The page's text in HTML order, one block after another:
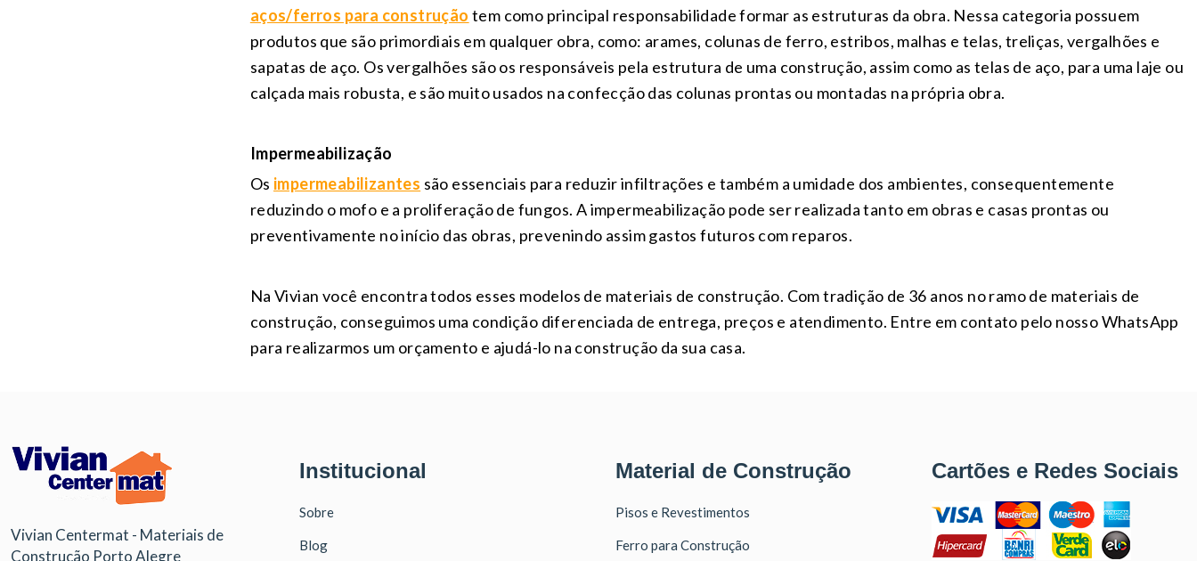
aços/ferros para construção tem como principal responsabilidade formar as estruturas da obra. Nessa categoria possuem
produtos que são primordiais em qualquer obra, como: arames, colunas de ferro, estribos, malhas e telas, treliças, vergalhões e
sapatas de aço. Os vergalhões são os responsáveis pela estrutura de uma construção, assim como as telas de aço, para uma laje ou
calçada mais robusta, e são muito usados na confecção das colunas prontas ou montadas na própria obra.
Impermeabilização
Os impermeabilizantes são essenciais para reduzir infiltrações e também a umidade dos ambientes, consequentemente
reduzindo o mofo e a proliferação de fungos. A impermeabilização pode ser realizada tanto em obras e casas prontas ou
preventivamente no início das obras, prevenindo assim gastos futuros com reparos.
Na Vivian você encontra todos esses modelos de materiais de construção. Com tradição de 36 anos no ramo de materiais de
construção, conseguimos uma condição diferenciada de entrega, preços e atendimento. Entre em contato pelo nosso WhatsApp
para realizarmos um orçamento e ajudá-lo na construção da sua casa.
Vivian Centermat - Materiais de
Construção Porto Alegre
Institucional
Sobre
Blog
Material de Construção
Pisos e Revestimentos
Ferro para Construção
Cartões e Redes Sociais